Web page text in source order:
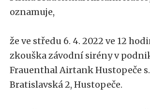
oznamuje,
že ve středu 6. 4. 2022 ve 12
zkouška závodní sirény v
Frauenthal Airtank Hustopeče
Bratislavská 2, Hustopeče.